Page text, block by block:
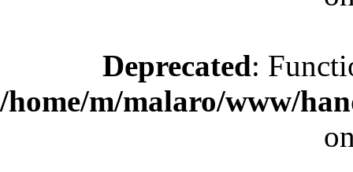
Deprecated:
/home/m/malaro/www/